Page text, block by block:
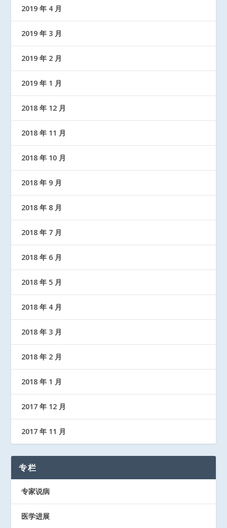
2019 年 4 月
2019 年 3 月
2019 年 2 月
2019 年 1 月
2018 年 12 月
2018 年 11 月
2018 年 10 月
2018 年 9 月
2018 年 8 月
2018 年 7 月
2018 年 6 月
2018 年 5 月
2018 年 4 月
2018 年 3 月
2018 年 2 月
2018 年 1 月
2017 年 12 月
2017 年 11 月
专栏
专家说病
医学进展